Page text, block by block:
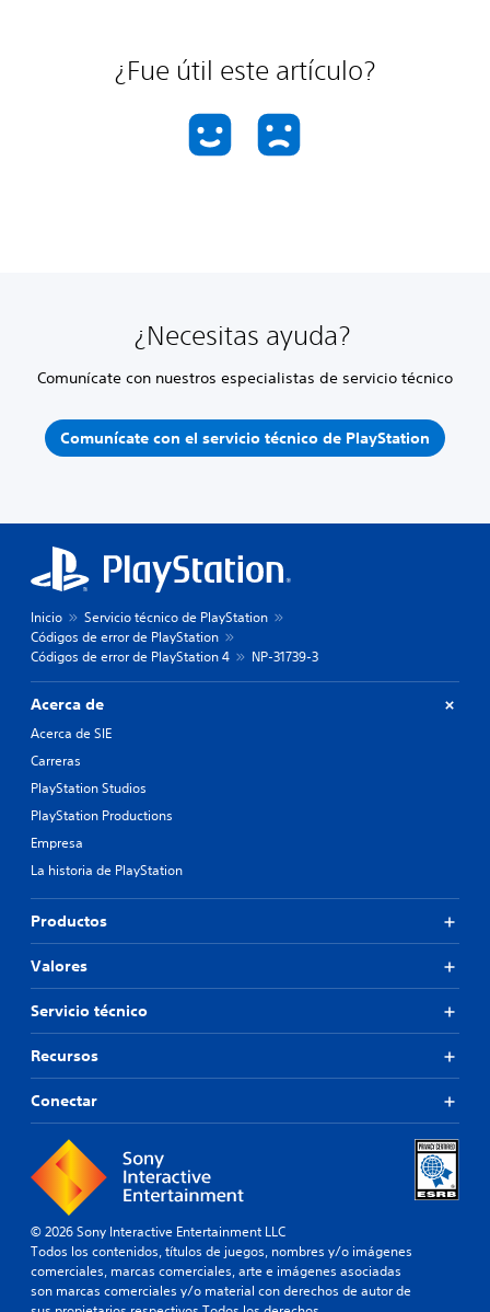
¿Fue útil este artículo?
¿Necesitas ayuda?
Comunícate con nuestros especialistas de servicio técnico
Comunícate con el servicio técnico de PlayStation
Inicio
Servicio técnico de PlayStation
Códigos de error de PlayStation
Códigos de error de PlayStation 4
NP-31739-3
Acerca de
Acerca de SIE
Carreras
PlayStation Studios
PlayStation Productions
Empresa
La historia de PlayStation
Productos
Valores
Servicio técnico
Recursos
Conectar
© 2026 Sony Interactive Entertainment LLC
Todos los contenidos, títulos de juegos, nombres y/o imágenes
comerciales, marcas comerciales, arte e imágenes asociadas
son marcas comerciales y/o material con derechos de autor de